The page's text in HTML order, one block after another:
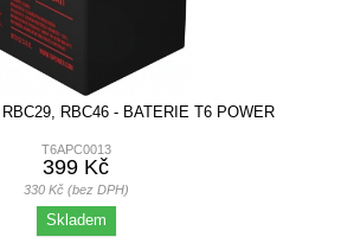
RBC46 - BATERIE T6 POWER
T6APC0013
399 Kč
330 Kč (bez DPH)
Skladem